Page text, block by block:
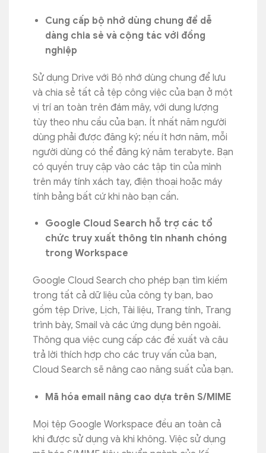
Cung cấp bộ nhớ dùng chung để dễ
dàng chia sẻ và cộng tác với đồng
nghiệp
Sử dụng Drive với Bộ nhớ dùng chung để lưu
và chia sẻ tất cả tệp công việc của bạn ở một
vị trí an toàn trên đám mây, với dung lượng
tùy theo nhu cầu của bạn. Ít nhất năm người
dùng phải được đăng ký; nếu ít hơn năm, mỗi
người dùng có thể đăng ký năm terabyte. Bạn
có quyền truy cập vào các tập tin của mình
trên máy tính xách tay, điện thoại hoặc máy
tính bảng bất cứ khi nào bạn cần.
Google Cloud Search hỗ trợ các tổ
chức truy xuất thông tin nhanh chóng
trong Workspace
Google Cloud Search cho phép bạn tìm kiếm
trong tất cả dữ liệu của công ty bạn, bao
gồm tệp Drive, Lịch, Tài liệu, Trang tính, Trang
trình bày, Smail và các ứng dụng bên ngoài.
Thông qua việc cung cấp các đề xuất và câu
trả lời thích hợp cho các truy vấn của bạn,
Cloud Search sẽ nâng cao năng suất của bạn.
Mã hóa email nâng cao dựa trên S/MIME
Mọi tệp Google Workspace đều an toàn cả
khi được sử dụng và khi không. Việc sử dụng